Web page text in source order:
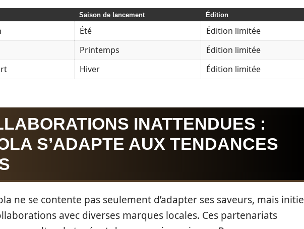
Saison de lancement Édition
Été
Édition limitée
Printemps
Édition limitée
Hiver Édition limitée
INATTENDUES :
S’ADAPTE AUX TENDANCES
ne se contente pas seulement d’adapter ses saveurs, mais initie
avec diverses marques locales. Ces partenariats